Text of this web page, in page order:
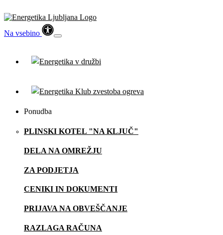
Na vsebino
Ponudba
PLINSKI KOTEL "NA KLJUČ"
DELA NA OMREŽJU
ZA PODJETJA
CENIKI IN DOKUMENTI
PRIJAVA NA OBVEŠČANJE
RAZLAGA RAČUNA